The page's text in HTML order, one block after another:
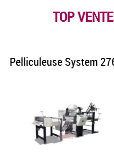
TOP
Pelliculeuse System